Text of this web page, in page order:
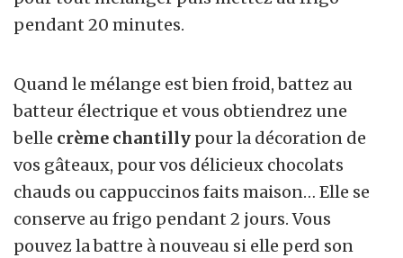
pendant 20 minutes.
Quand le mélange est bien froid, battez au
batteur électrique et vous obtiendrez une
belle crème chantilly pour la décoration de
vos gâteaux, pour vos délicieux chocolats
chauds ou cappuccinos faits maison… Elle se
conserve au frigo pendant 2 jours. Vous
pouvez la battre à nouveau si elle perd son